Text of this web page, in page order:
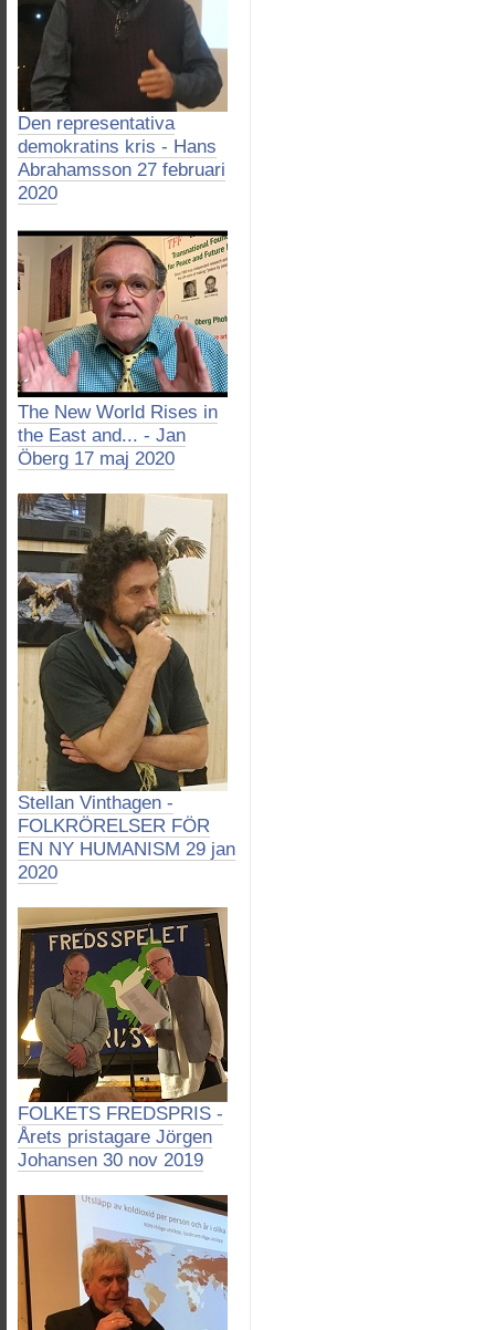
Den representativa
demokratins kris - Hans
Abrahamsson 27 februari
2020
The New World Rises in
the East and... - Jan
Öberg 17 maj 2020
Stellan Vinthagen -
FOLKRÖRELSER FÖR
EN NY HUMANISM 29 jan
2020
FOLKETS FREDSPRIS -
Årets pristagare Jörgen
Johansen 30 nov 2019